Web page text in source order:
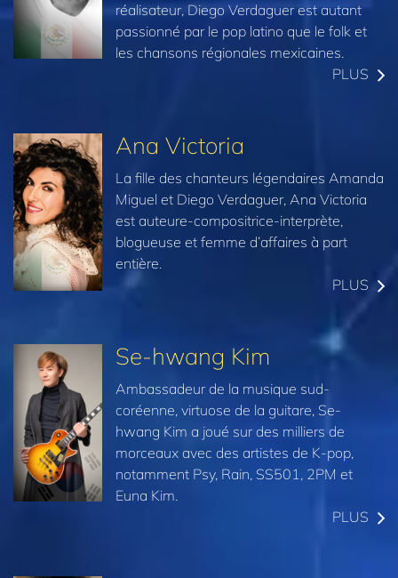
réalisateur, Diego Verdaguer est autant
passionné par le pop latino que le folk et
les chansons régionales mexicaines.
PLUS
Ana Victoria
La fille des chanteurs légendaires Amanda
Miguel et Diego Verdaguer, Ana Victoria
est auteure-compositrice-interprète,
blogueuse et femme d’affaires à part
entière.
PLUS
Se-hwang Kim
Ambassadeur de la musique sud-
coréenne, virtuose de la guitare, Se-
hwang Kim a joué sur des milliers de
morceaux avec des artistes de K-pop,
notamment Psy, Rain, SS501, 2PM et
Euna Kim.
PLUS